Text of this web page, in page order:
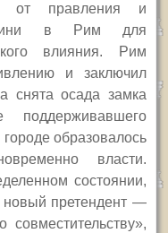
от правления и
в Рим для
влияния. Рим
и заключил
снята осада замка
образовалось
власти.
состоянии,
новый претендент —